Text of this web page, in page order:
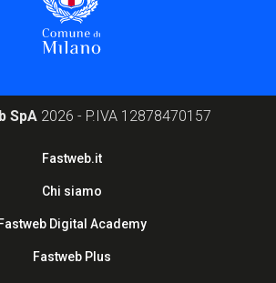
SpA 2026 - P.IVA 12878470157
Fastweb.it
Chi siamo
Fastweb Digital Academy
Fastweb Plus